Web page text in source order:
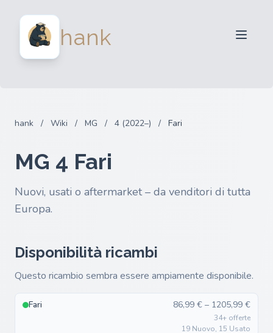
hankPer acquirenti
Accedi
hank / Wiki / MG / 4 (2022–) / Fari
MG 4 Fari
Nuovi, usati o aftermarket – da venditori di tutta
Europa.
Disponibilità ricambi
Questo ricambio sembra essere ampiamente disponibile.
Fari 86,99 € – 1205,99 €
34+ offerte
19 Nuovo, 15 Usato